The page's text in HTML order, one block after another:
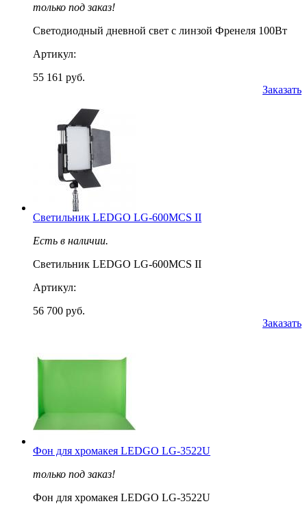
только под заказ!
Светодиодный дневной свет с линзой Френеля 100Вт
Артикул:
55 161 руб.
Заказать
Светильник LEDGO LG-600MCS II
Есть в наличии.
Светильник LEDGO LG-600MCS II
Артикул:
56 700 руб.
Заказать
Фон для хромакея LEDGO LG-3522U
только под заказ!
Фон для хромакея LEDGO LG-3522U